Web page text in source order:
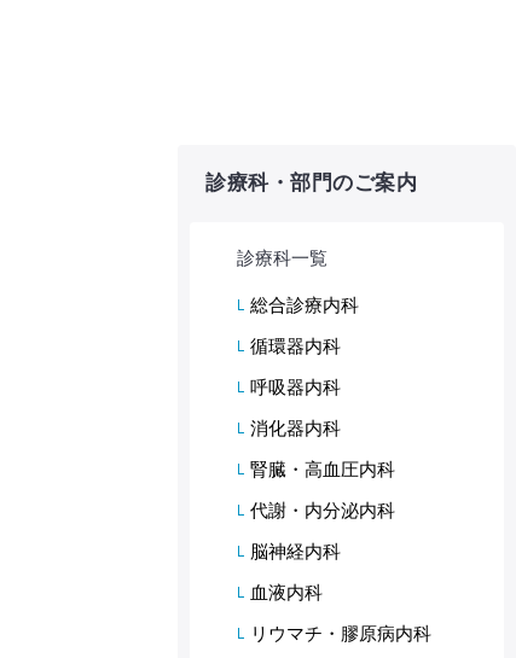
診療科・部門のご案内
診療科一覧
総合診療内科
循環器内科
呼吸器内科
消化器内科
腎臓・高血圧内科
代謝・内分泌内科
脳神経内科
血液内科
リウマチ・膠原病内科